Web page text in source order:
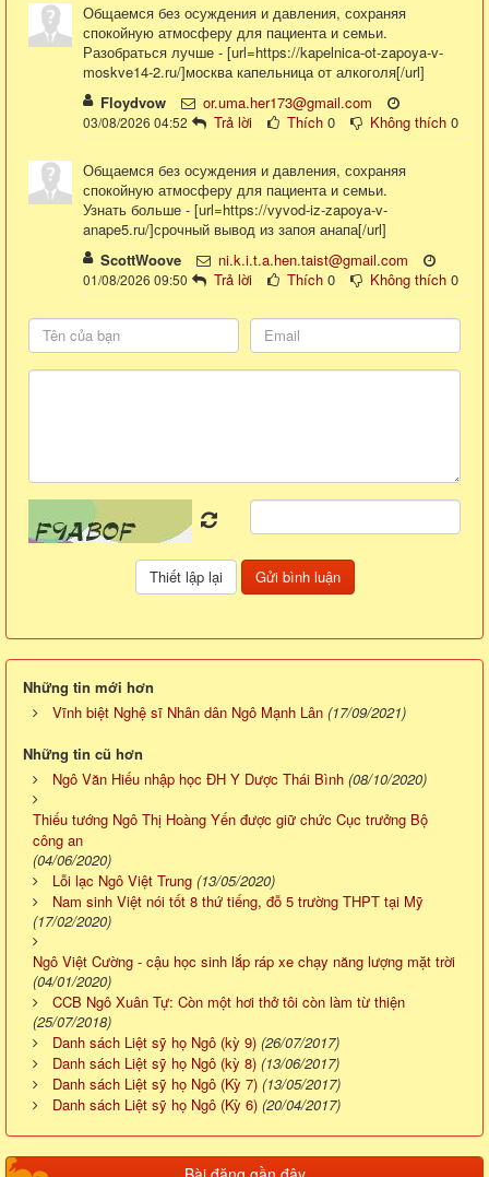
Общаемся без осуждения и давления, сохраняя
спокойную атмосферу для пациента и семьи.
Разобраться лучше - [url=https://kapelnica-ot-zapoya-v-
moskve14-2.ru/]москва капельница от алкоголя[/url]
Floydvow
or.uma.her173@gmail.com
03/08/2026 04:52 Trả lời Thích 0 Không thích 0
Общаемся без осуждения и давления, сохраняя
спокойную атмосферу для пациента и семьи.
Узнать больше - [url=https://vyvod-iz-zapoya-v-
anape5.ru/]срочный вывод из запоя анапа[/url]
ScottWoove
ni.k.i.t.a.hen.taist@gmail.com
01/08/2026 09:50 Trả lời Thích 0 Không thích 0
Những tin mới hơn
Vĩnh biệt Nghệ sĩ Nhân dân Ngô Mạnh Lân (17/09/2021)
Những tin cũ hơn
Ngô Văn Hiếu nhập học ĐH Y Dược Thái Bình (08/10/2020)
Thiếu tướng Ngô Thị Hoàng Yến được giữ chức Cục trưởng Bộ
công an
(04/06/2020)
Lỗi lạc Ngô Việt Trung (13/05/2020)
Nam sinh Việt nói tốt 8 thứ tiếng, đỗ 5 trường THPT tại Mỹ
(17/02/2020)
Ngô Việt Cường - cậu học sinh lắp ráp xe chạy năng lượng mặt trời
(04/01/2020)
CCB Ngô Xuân Tự: Còn một hơi thở tôi còn làm từ thiện
(25/07/2018)
Danh sách Liệt sỹ họ Ngô (kỳ 9) (26/07/2017)
Danh sách Liệt sỹ họ Ngô (kỳ 8) (13/06/2017)
Danh sách Liệt sỹ họ Ngô (Kỳ 7) (13/05/2017)
Danh sách Liệt sỹ họ Ngô (Kỳ 6) (20/04/2017)